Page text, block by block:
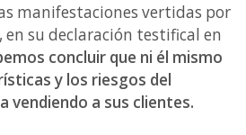
manifestaciones vertidas por
su declaración testifical en
concluir que ni él mismo
y los riesgos del
vendiendo a sus clientes.